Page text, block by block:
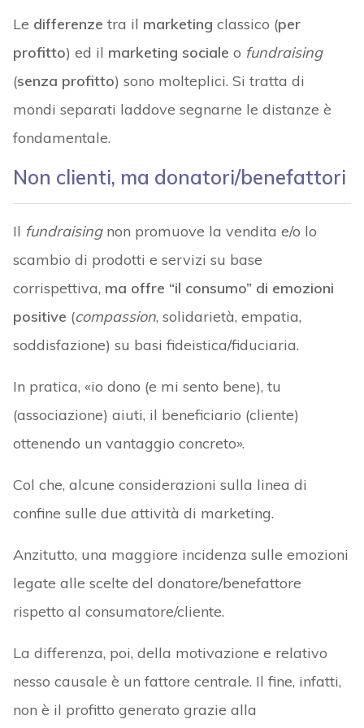
Le differenze tra il marketing classico (per
profitto) ed il marketing sociale o fundraising
(senza profitto) sono molteplici. Si tratta di
mondi separati laddove segnarne le distanze è
fondamentale.
Non clienti, ma donatori/benefattori
Il fundraisingnon promuove la vendita e/o lo
scambio di prodotti e servizi su base
corrispettiva, ma offre “il consumo” di emozioni
positive (compassion, solidarietà, empatia,
soddisfazione) su basi fideistica/fiduciaria.
In pratica, «io dono (e mi sento bene), tu
(associazione) aiuti, il beneficiario (cliente)
ottenendo un vantaggio concreto».
Col che, alcune considerazioni sulla linea di
confine sulle due attività di marketing.
Anzitutto, una maggiore incidenza sulle emozioni
legate alle scelte del donatore/benefattore
rispetto al consumatore/cliente.
La differenza, poi, della motivazione e relativo
nesso causale è un fattore centrale. Il fine, infatti,
non è il profitto generato grazie alla